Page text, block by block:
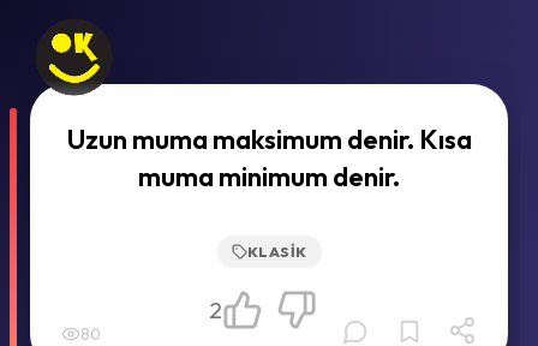
Uzun muma maksimum denir. Kısa
muma minimum denir.
KLASIK
80
2